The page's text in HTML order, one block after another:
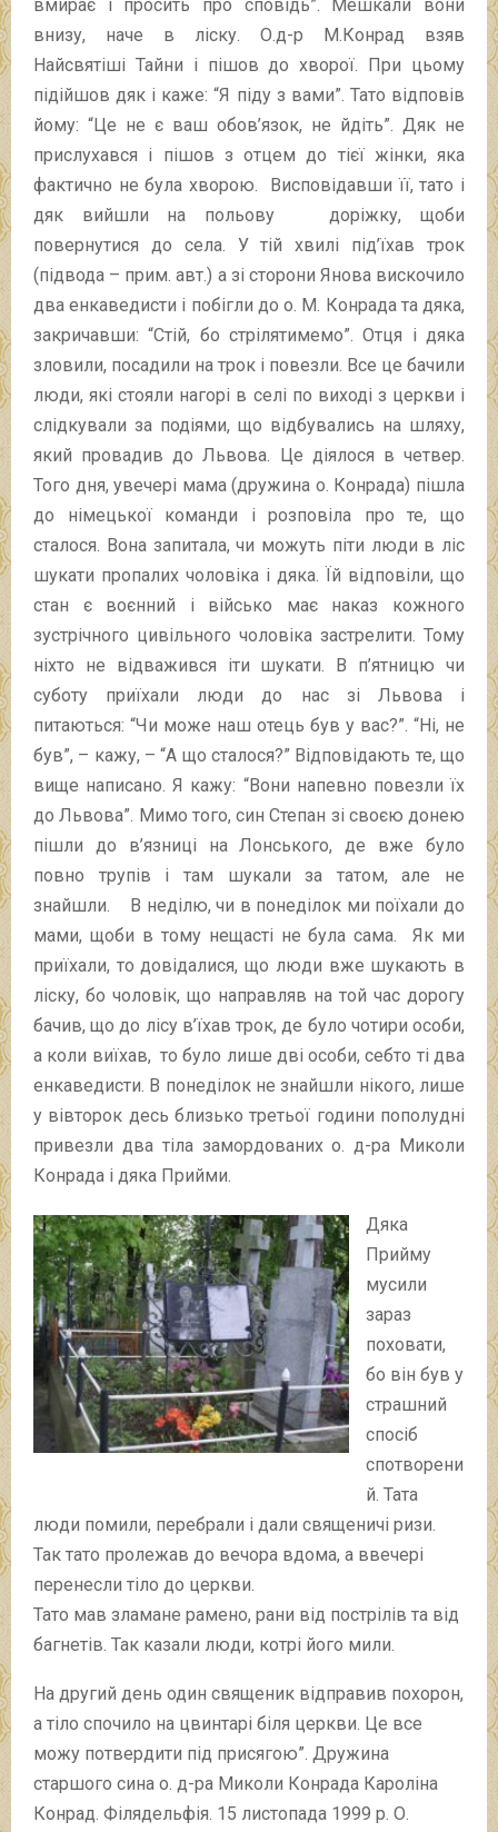
вмирає і просить про сповідь”. Мешкали вони
внизу, наче в ліску. О.д-р М.Конрад взяв
Найсвятіші Тайни і пішов до хворої. При цьому
підійшов дяк і каже: “Я піду з вами”. Тато відповів
йому: “Це не є ваш обов’язок, не йдіть”. Дяк не
прислухався і пішов з отцем до тієї жінки, яка
фактично не була хворою. Висповідавши її, тато і
дяк вийшли на польову доріжку, щоби
повернутися до села. У тій хвилі під’їхав трок
(підвода – прим. авт.) а зі сторони Янова вискочило
два енкаведисти і побігли до о. М. Конрада та дяка,
закричавши: “Стій, бо стрілятимемо”. Отця і дяка
зловили, посадили на трок і повезли. Все це бачили
люди, які стояли нагорі в селі по виході з церкви і
слідкували за подіями, що відбувались на шляху,
який провадив до Львова. Це діялося в четвер.
Того дня, увечері мама (дружина о. Конрада) пішла
до німецької команди і розповіла про те, що
сталося. Вона запитала, чи можуть піти люди в ліс
шукати пропалих чоловіка і дяка. Їй відповіли, що
стан є воєнний і військо має наказ кожного
зустрічного цивільного чоловіка застрелити. Тому
ніхто не відважився іти шукати. В п’ятницю чи
суботу приїхали люди до нас зі Львова і
питаються: “Чи може наш отець був у вас?”. “Ні, не
був”, – кажу, – “А що сталося?” Відповідають те, що
вище написано. Я кажу: “Вони напевно повезли їх
до Львова”. Мимо того, син Степан зі своєю донею
пішли до в’язниці на Лонського, де вже було
повно трупів і там шукали за татом, але не
знайшли. В неділю, чи в понеділок ми поїхали до
мами, щоби в тому нещасті не була сама. Як ми
приїхали, то довідалися, що люди вже шукають в
ліску, бо чоловік, що направляв на той час дорогу
бачив, що до лісу в’їхав трок, де було чотири особи,
а коли виїхав, то було лише дві особи, себто ті два
енкаведисти. В понеділок не знайшли нікого, лише
у вівторок десь близько третьої години пополудні
привезли два тіла замордованих о. д-ра Миколи
Конрада і дяка Прийми.
Дяка
Прийму
мусили
зараз
поховати,
бо він був у
страшний
спосіб
спотворени
й. Тата
люди помили, перебрали і дали священичі ризи.
Так тато пролежав до вечора вдома, а ввечері
перенесли тіло до церкви.
Тато мав зламане рамено, рани від пострілів та від
багнетів. Так казали люди, котрі його мили.
На другий день один священик відправив похорон,
а тіло спочило на цвинтарі біля церкви. Це все
можу потвердити під присягою”. Дружина
старшого сина о. д-ра Миколи Конрада Кароліна
Конрад. Філядельфія. 15 листопада 1999 р. О.